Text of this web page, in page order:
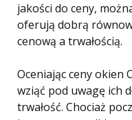
jakości do ceny,
oferują dobrą
cenową a trwałością.
Oceniając ceny okien
wziąć pod uwagę ich
trwałość. Chociaż